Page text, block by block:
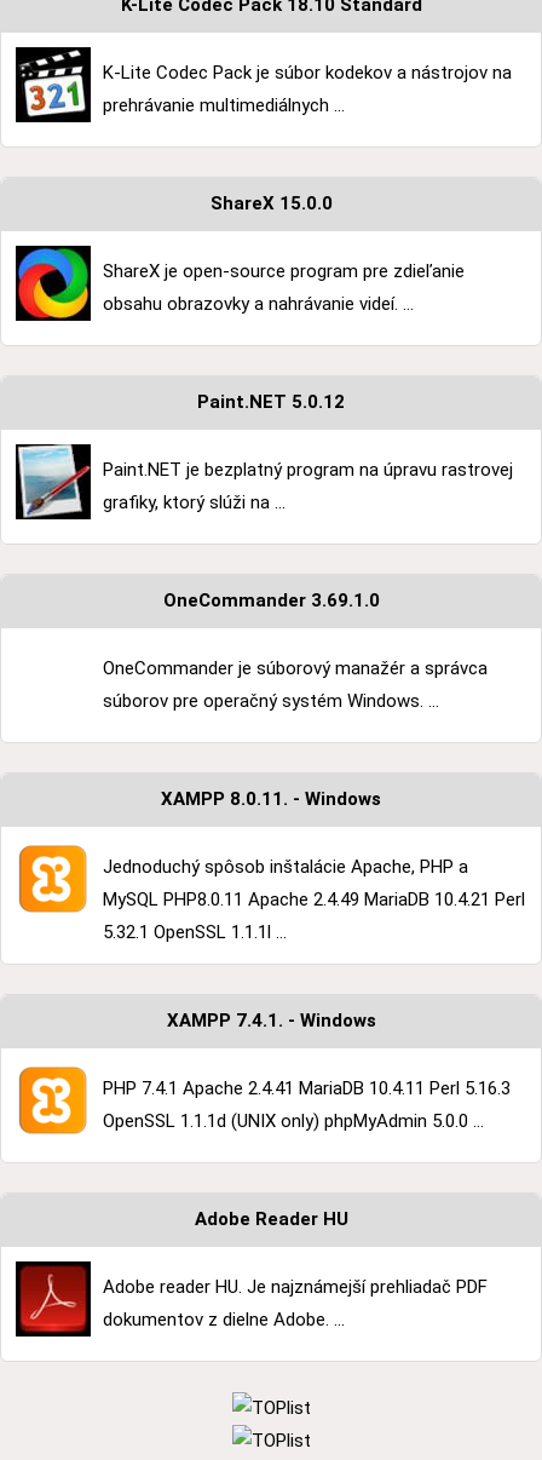
K-Lite Codec Pack 18.10 Standard
K-Lite Codec Pack je súbor kodekov a nástrojov na
prehrávanie multimediálnych ...
ShareX 15.0.0
ShareX je open-source program pre zdieľanie
obsahu obrazovky a nahrávanie videí. ...
Paint.NET 5.0.12
Paint.NET je bezplatný program na úpravu rastrovej
grafiky, ktorý slúži na ...
OneCommander 3.69.1.0
OneCommander je súborový manažér a správca
súborov pre operačný systém Windows. ...
XAMPP 8.0.11. - Windows
Jednoduchý spôsob inštalácie Apache, PHP a
MySQL PHP8.0.11 Apache 2.4.49 MariaDB 10.4.21 Perl
5.32.1 OpenSSL 1.1.1l ...
XAMPP 7.4.1. - Windows
PHP 7.4.1 Apache 2.4.41 MariaDB 10.4.11 Perl 5.16.3
OpenSSL 1.1.1d (UNIX only) phpMyAdmin 5.0.0 ...
Adobe Reader HU
Adobe reader HU. Je najznámejší prehliadač PDF
dokumentov z dielne Adobe. ...